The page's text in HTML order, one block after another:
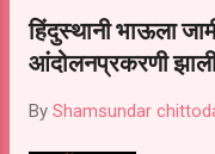
दैठणा
आयोजित
आयोजन
हिंदुस्थानी भाऊला
आंदोलनप्रकरणी
By Shamsundar